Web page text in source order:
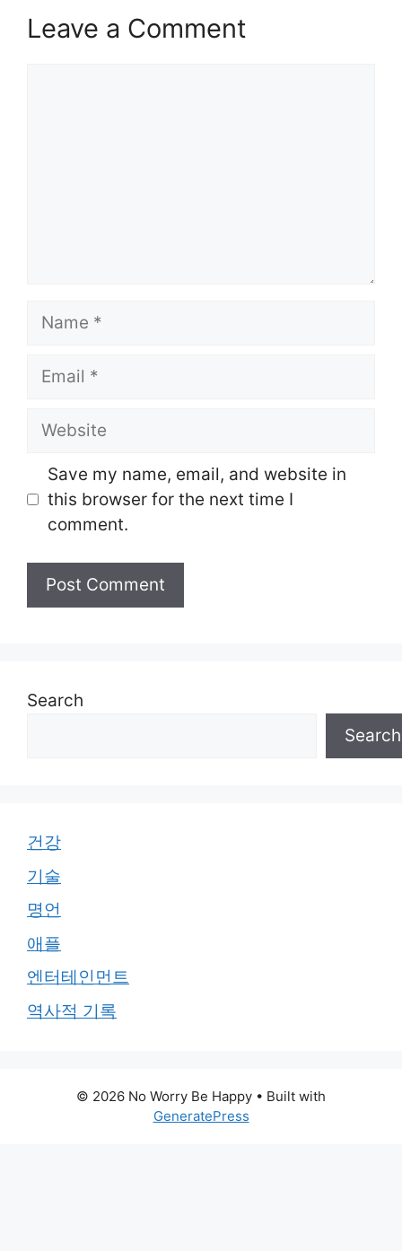
Leave a Comment
Name
Email
Website
Save my name, email, and website in
this browser for the next time I
comment.
Search
Search
건강
기술
명언
애플
엔터테인먼트
역사적 기록
© 2026 No Worry Be Happy • Built with
GeneratePress